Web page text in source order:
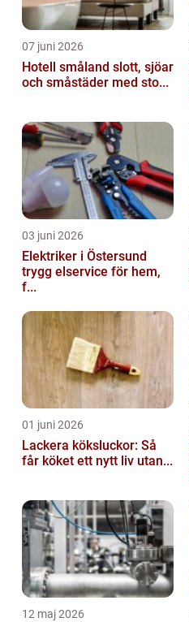
07 juni 2026
Hotell småland slott, sjöar
och småstäder med sto...
03 juni 2026
Elektriker i Östersund
trygg elservice för hem,
f...
01 juni 2026
Lackera köksluckor: Så
får köket ett nytt liv utan...
12 maj 2026